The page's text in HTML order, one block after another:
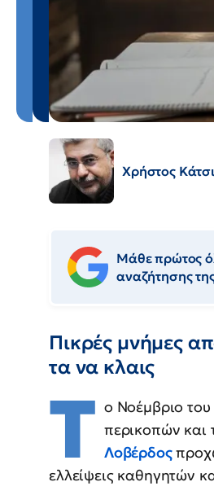
Χρήστος
Μάθε πρώτος
αναζήτησης
Πικρές μνήμες
τα να κλαις
T o Νοέμβριο
περικοπών και
Λοβέρδος
ελλείψεις καθηγητών